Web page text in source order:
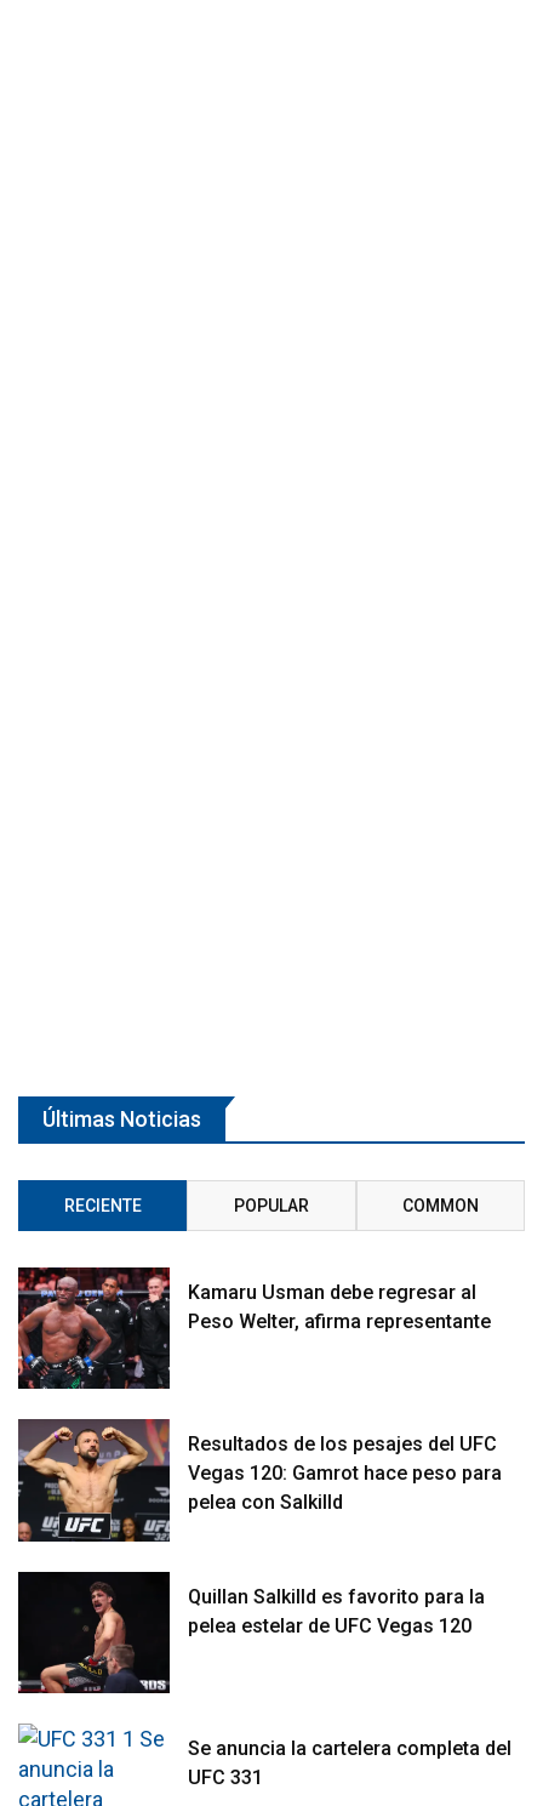
Últimas Noticias
RECIENTE POPULAR COMMON
Kamaru Usman debe regresar al
Peso Welter, afirma representante
Resultados de los pesajes del UFC
Vegas 120: Gamrot hace peso para
pelea con Salkilld
Quillan Salkilld es favorito para la
pelea estelar de UFC Vegas 120
Se anuncia la cartelera completa del
UFC 331